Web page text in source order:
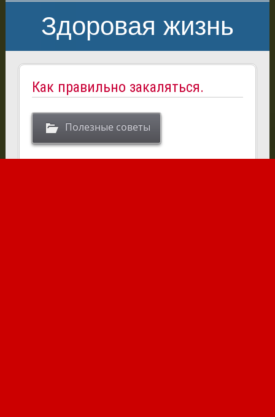
Здоровая жизнь
Как правильно закаляться.
Полезные советы